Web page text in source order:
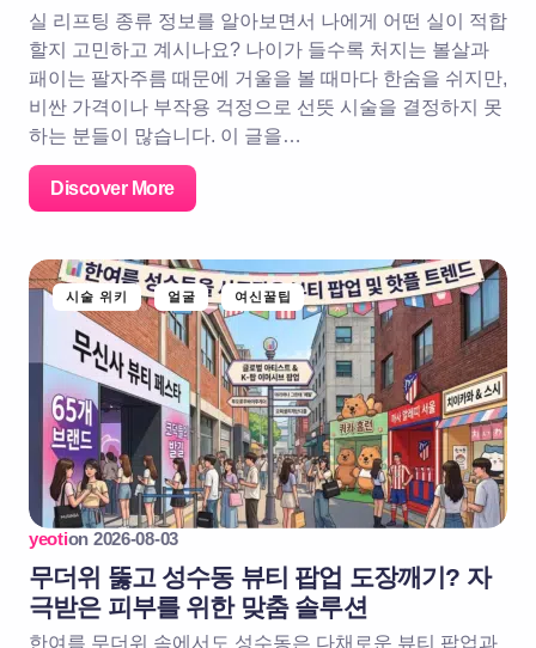
실 리프팅 종류 정보를 알아보면서 나에게 어떤 실이 적합
할지 고민하고 계시나요? 나이가 들수록 처지는 볼살과
패이는 팔자주름 때문에 거울을 볼 때마다 한숨을 쉬지만,
비싼 가격이나 부작용 걱정으로 선뜻 시술을 결정하지 못
하는 분들이 많습니다. 이 글을…
Discover More
시술 위키 얼굴 여신꿀팁
yeotion 2026-08-03
무더위 뚫고 성수동 뷰티 팝업 도장깨기? 자
극받은 피부를 위한 맞춤 솔루션
한여름 무더위 속에서도 성수동은 다채로운 뷰티 팝업과